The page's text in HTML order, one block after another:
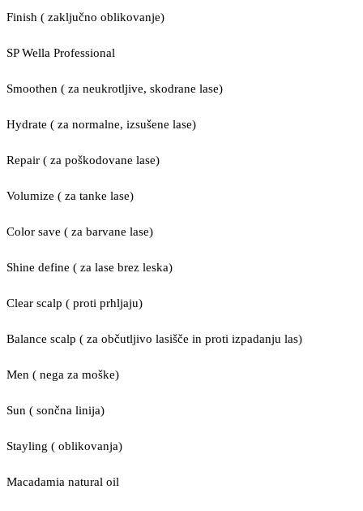
Finish ( zaključno oblikovanje)
SP Wella Professional
Smoothen ( za neukrotljive, skodrane lase)
Hydrate ( za normalne, izsušene lase)
Repair ( za poškodovane lase)
Volumize ( za tanke lase)
Color save ( za barvane lase)
Shine define ( za lase brez leska)
Clear scalp ( proti prhljaju)
Balance scalp ( za občutljivo lasišče in proti izpadanju las)
Men ( nega za moške)
Sun ( sončna linija)
Stayling ( oblikovanja)
Macadamia natural oil